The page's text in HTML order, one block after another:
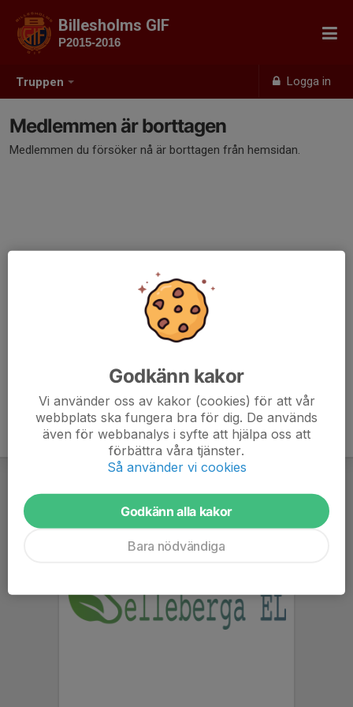
Truppen Logga in
Billesholms GIF
P2015-2016
Medlemmen är borttagen
Medlemmen du försöker nå är borttagen från hemsidan.
Godkänn kakor
Vi använder oss av kakor (cookies) för att vår
webbplats ska fungera bra för dig. De används
även för webbanalys i syfte att hjälpa oss att
förbättra våra tjänster.
Så använder vi cookies
Godkänn alla kakor
Bara nödvändiga